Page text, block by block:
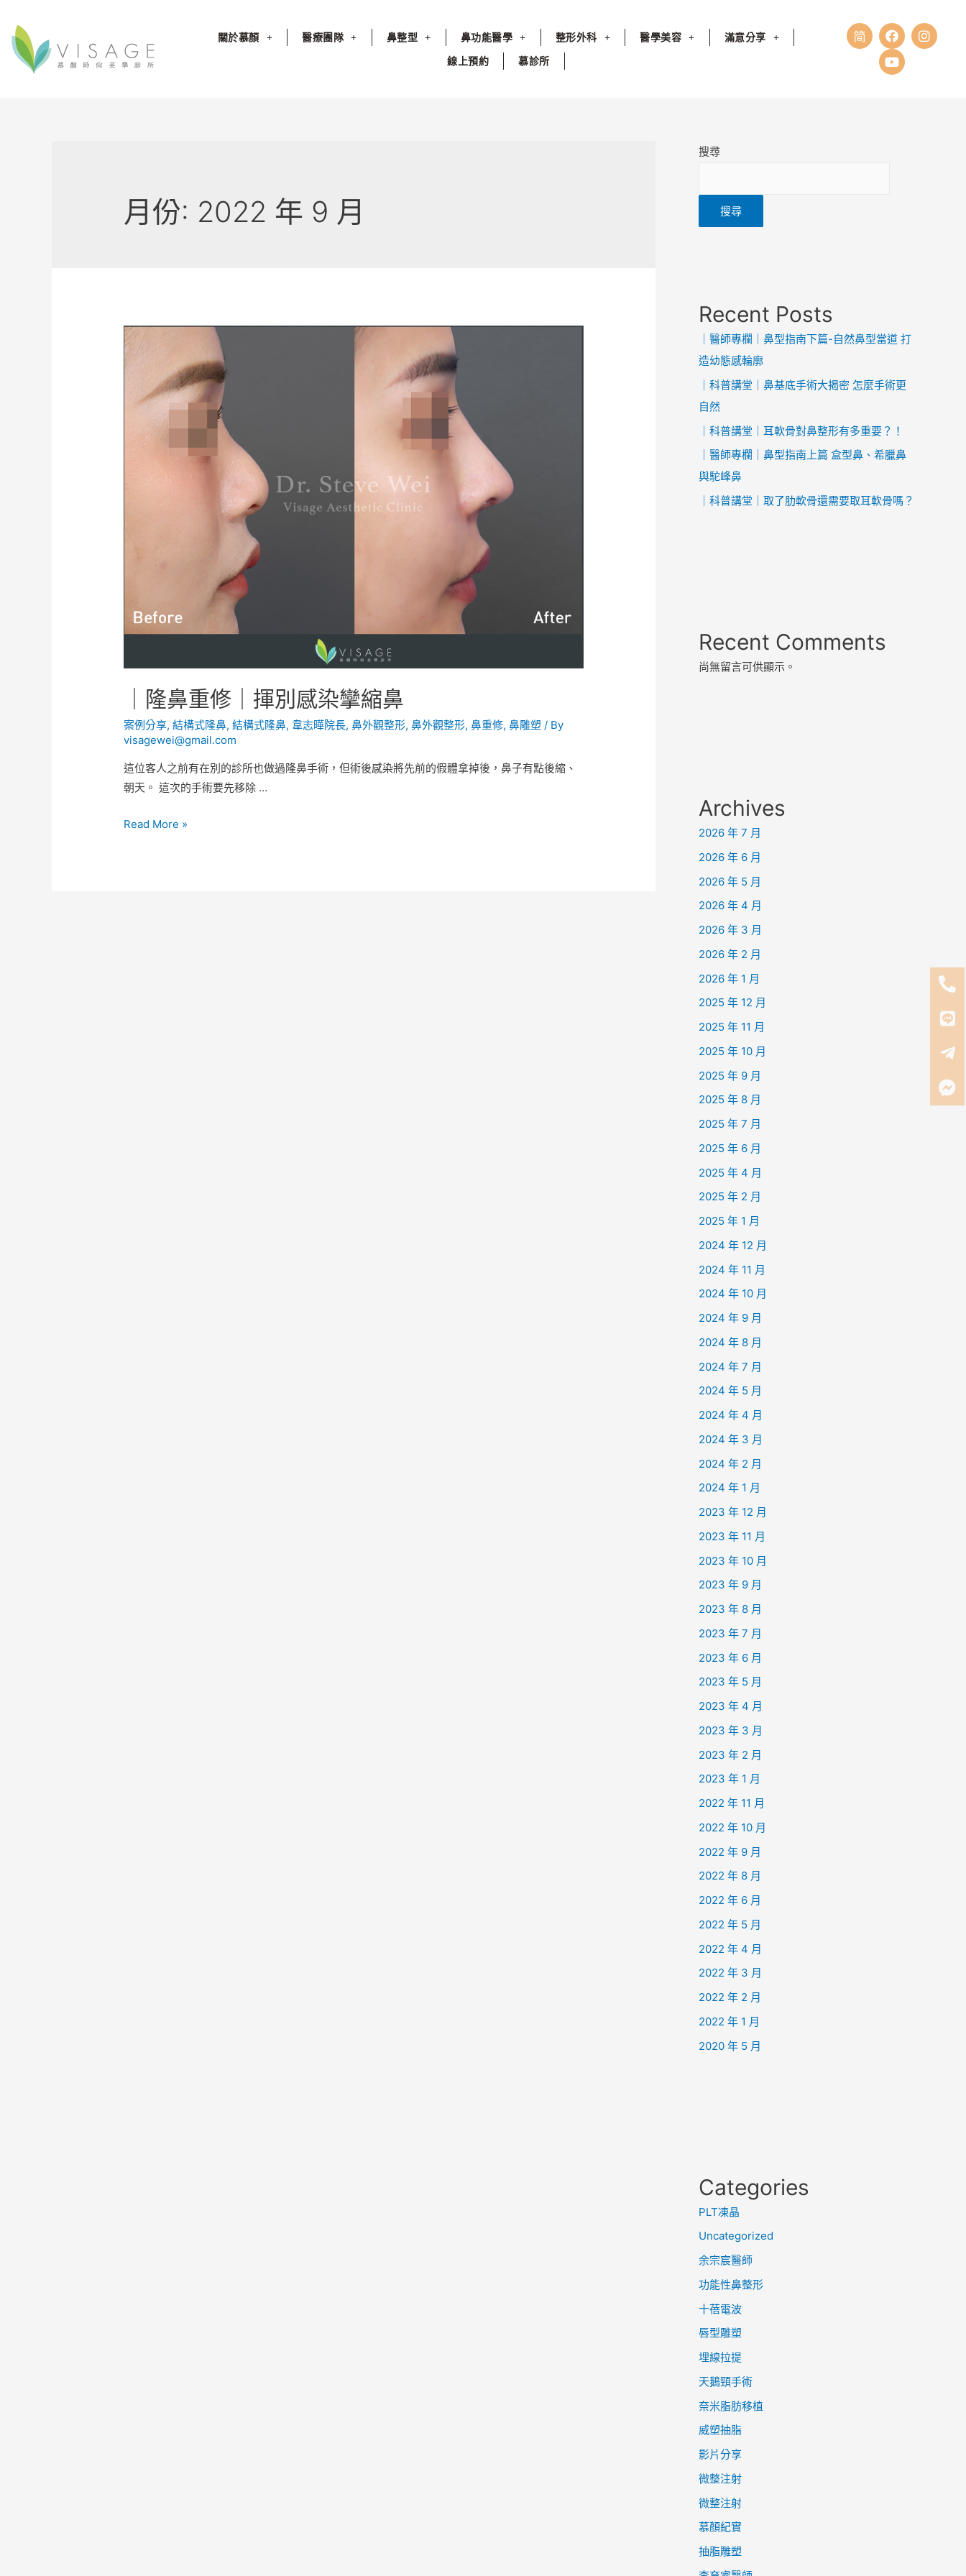
關於慕顏 醫療團隊 鼻整型 鼻功能醫學 整形外科 醫學美容 滿意分享
線上預約 慕診所
月份: 2022 年 9 月
｜隆鼻重修｜揮別感染攣縮鼻
案例分享,結構式隆鼻,結構式隆鼻, 韋志曄院長,鼻外觀整形,鼻外觀整形,鼻重修,鼻雕塑 / By
visagewei@gmail.com
這位客人之前有在別的診所也做過隆鼻手術，但術後感染將先前的假體拿掉後，鼻子有點後縮、
朝天。 這次的手術要先移除 …
Read More »
搜尋
搜尋
Recent Posts
｜醫師專欄｜鼻型指南下篇-自然鼻型當道 打
造幼態感輪廓
｜科普講堂｜鼻基底手術大揭密 怎麼手術更
自然
｜科普講堂｜耳軟骨對鼻整形有多重要？！
｜醫師專欄｜鼻型指南上篇 盒型鼻、希臘鼻
與駝峰鼻
｜科普講堂｜取了肋軟骨還需要取耳軟骨嗎？
Recent Comments
尚無留言可供顯示。
Archives
2026 年 7 月
2026 年 6 月
2026 年 5 月
2026 年 4 月
2026 年 3 月
2026 年 2 月
2026 年 1 月
2025 年 12 月
2025 年 11 月
2025 年 10 月
2025 年 9 月
2025 年 8 月
2025 年 7 月
2025 年 6 月
2025 年 4 月
2025 年 2 月
2025 年 1 月
2024 年 12 月
2024 年 11 月
2024 年 10 月
2024 年 9 月
2024 年 8 月
2024 年 7 月
2024 年 5 月
2024 年 4 月
2024 年 3 月
2024 年 2 月
2024 年 1 月
2023 年 12 月
2023 年 11 月
2023 年 10 月
2023 年 9 月
2023 年 8 月
2023 年 7 月
2023 年 6 月
2023 年 5 月
2023 年 4 月
2023 年 3 月
2023 年 2 月
2023 年 1 月
2022 年 11 月
2022 年 10 月
2022 年 9 月
2022 年 8 月
2022 年 6 月
2022 年 5 月
2022 年 4 月
2022 年 3 月
2022 年 2 月
2022 年 1 月
2020 年 5 月
Categories
PLT凍晶
Uncategorized
余宗宸醫師
功能性鼻整形
十蓓電波
唇型雕塑
埋線拉提
天鵝頸手術
奈米脂肪移植
威塑抽脂
影片分享
微整注射
微整注射
慕顏紀實
抽脂雕塑